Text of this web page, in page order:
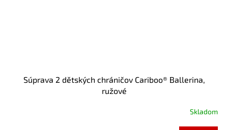
Súprava 2 dětských chráničov Cariboo® Ballerina,
ružové
Skladom